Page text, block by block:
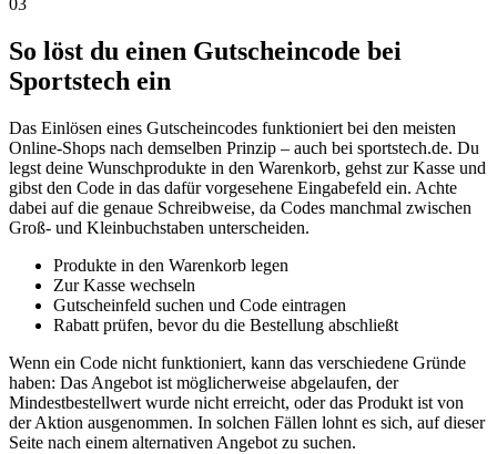
03
So löst du einen Gutscheincode bei
Sportstech ein
Das Einlösen eines Gutscheincodes funktioniert bei den meisten
Online-Shops nach demselben Prinzip – auch bei sportstech.de. Du
legst deine Wunschprodukte in den Warenkorb, gehst zur Kasse und
gibst den Code in das dafür vorgesehene Eingabefeld ein. Achte
dabei auf die genaue Schreibweise, da Codes manchmal zwischen
Groß- und Kleinbuchstaben unterscheiden.
Produkte in den Warenkorb legen
Zur Kasse wechseln
Gutscheinfeld suchen und Code eintragen
Rabatt prüfen, bevor du die Bestellung abschließt
Wenn ein Code nicht funktioniert, kann das verschiedene Gründe
haben: Das Angebot ist möglicherweise abgelaufen, der
Mindestbestellwert wurde nicht erreicht, oder das Produkt ist von
der Aktion ausgenommen. In solchen Fällen lohnt es sich, auf dieser
Seite nach einem alternativen Angebot zu suchen.